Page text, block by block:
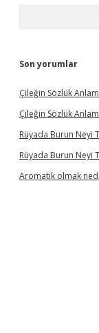
Son yorumlar
Çileğin Sözlük
Çileğin Sözlük
Rüyada Burun Neyi
Rüyada Burun Neyi
Aromatik olmak